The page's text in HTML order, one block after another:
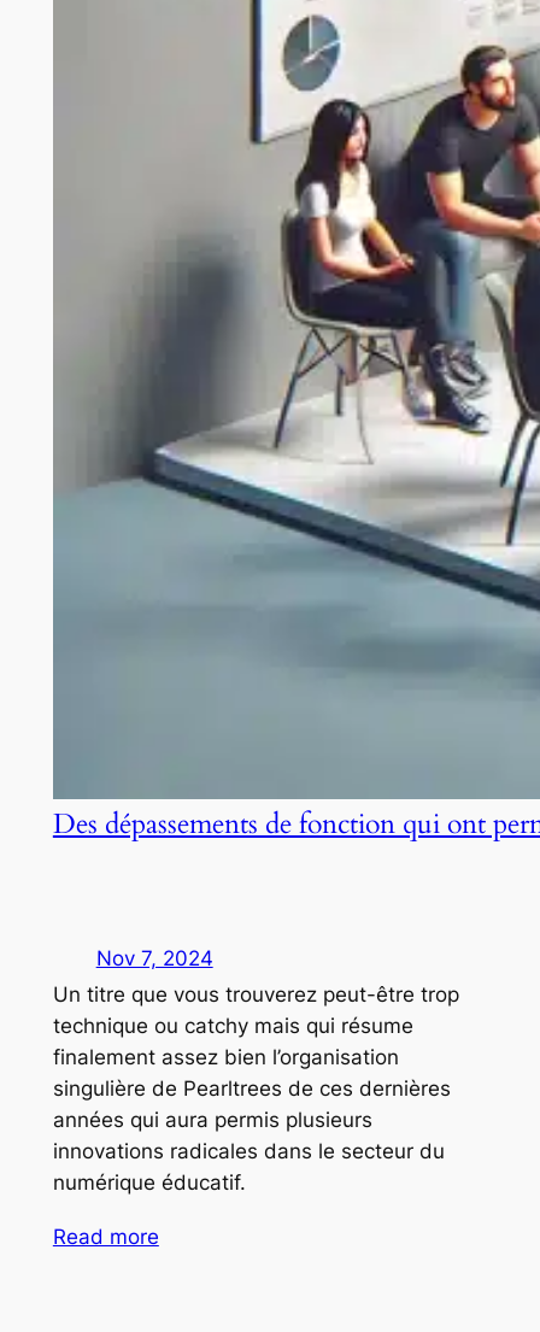
Des dépassements de fonction qui ont
Nov 7, 2024
Un titre que vous trouverez peut-être trop
technique ou catchy mais qui résume
finalement assez bien l’organisation
singulière de Pearltrees de ces dernières
années qui aura permis plusieurs
innovations radicales dans le secteur du
numérique éducatif.
Read more